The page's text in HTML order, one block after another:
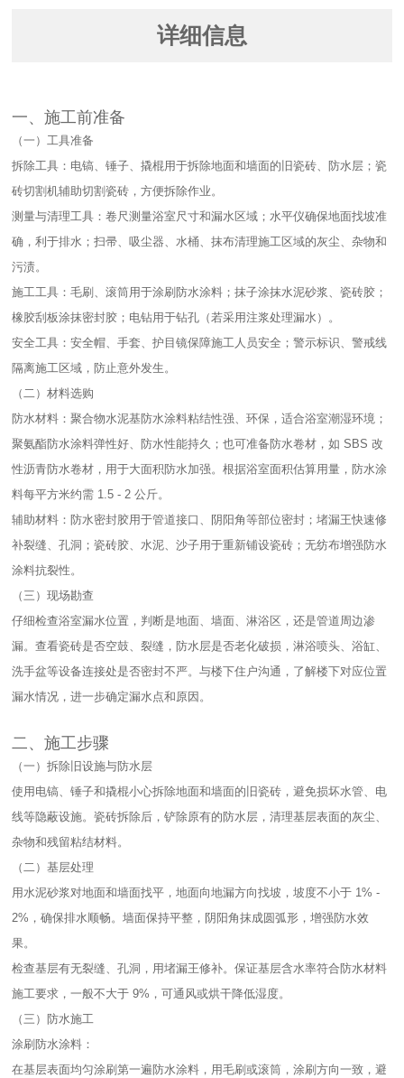
详细信息
一、施工前准备​
（一）工具准备​
拆除工具：电镐、锤子、撬棍用于拆除地面和墙面的旧瓷砖、防水层；瓷
砖切割机辅助切割瓷砖，方便拆除作业。​
测量与清理工具：卷尺测量浴室尺寸和漏水区域；水平仪确保地面找坡准
确，利于排水；扫帚、吸尘器、水桶、抹布清理施工区域的灰尘、杂物和
污渍。​
施工工具：毛刷、滚筒用于涂刷防水涂料；抹子涂抹水泥砂浆、瓷砖胶；
橡胶刮板涂抹密封胶；电钻用于钻孔（若采用注浆处理漏水）。​
安全工具：安全帽、手套、护目镜保障施工人员安全；警示标识、警戒线
隔离施工区域，防止意外发生。​
（二）材料选购​
防水材料：聚合物水泥基防水涂料粘结性强、环保，适合浴室潮湿环境；
聚氨酯防水涂料弹性好、防水性能持久；也可准备防水卷材，如 SBS 改
性沥青防水卷材，用于大面积防水加强。根据浴室面积估算用量，防水涂
料每平方米约需 1.5 - 2 公斤。​
辅助材料：防水密封胶用于管道接口、阴阳角等部位密封；堵漏王快速修
补裂缝、孔洞；瓷砖胶、水泥、沙子用于重新铺设瓷砖；无纺布增强防水
涂料抗裂性。​
（三）现场勘查​
仔细检查浴室漏水位置，判断是地面、墙面、淋浴区，还是管道周边渗
漏。查看瓷砖是否空鼓、裂缝，防水层是否老化破损，淋浴喷头、浴缸、
洗手盆等设备连接处是否密封不严。与楼下住户沟通，了解楼下对应位置
漏水情况，进一步确定漏水点和原因。​
二、施工步骤​
（一）拆除旧设施与防水层​
使用电镐、锤子和撬棍小心拆除地面和墙面的旧瓷砖，避免损坏水管、电
线等隐蔽设施。瓷砖拆除后，铲除原有的防水层，清理基层表面的灰尘、
杂物和残留粘结材料。​
（二）基层处理​
用水泥砂浆对地面和墙面找平，地面向地漏方向找坡，坡度不小于 1% -
2%，确保排水顺畅。墙面保持平整，阴阳角抹成圆弧形，增强防水效
果。​
检查基层有无裂缝、孔洞，用堵漏王修补。保证基层含水率符合防水材料
施工要求，一般不大于 9%，可通风或烘干降低湿度。​
（三）防水施工​
涂刷防水涂料：​
在基层表面均匀涂刷第一遍防水涂料，用毛刷或滚筒，涂刷方向一致，避